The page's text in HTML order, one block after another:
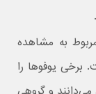
به مشاهده
یوفوها را